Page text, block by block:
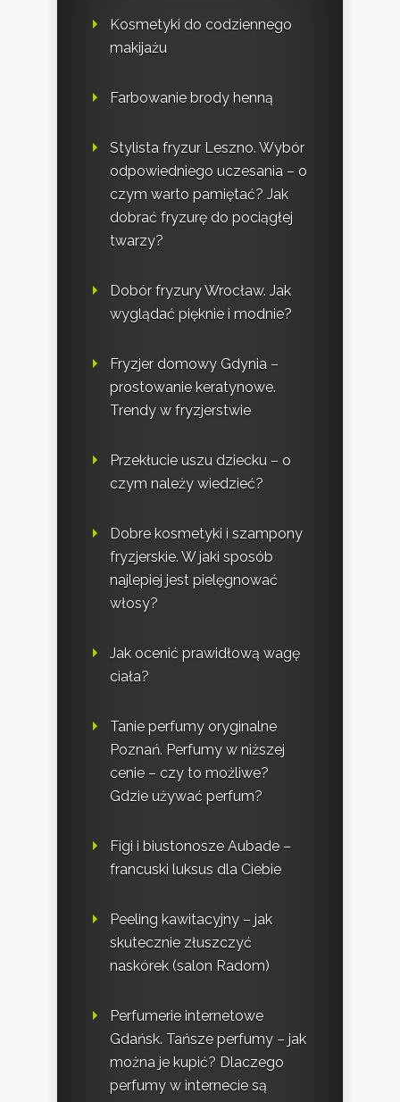
Kosmetyki do codziennego
makijażu
Farbowanie brody henną
Stylista fryzur Leszno. Wybór
odpowiedniego uczesania – o
czym warto pamiętać? Jak
dobrać fryzurę do pociągłej
twarzy?
Dobór fryzury Wrocław. Jak
wyglądać pięknie i modnie?
Fryzjer domowy Gdynia –
prostowanie keratynowe.
Trendy w fryzjerstwie
Przekłucie uszu dziecku – o
czym należy wiedzieć?
Dobre kosmetyki i szampony
fryzjerskie. W jaki sposób
najlepiej jest pielęgnować
włosy?
Jak ocenić prawidłową wagę
ciała?
Tanie perfumy oryginalne
Poznań. Perfumy w niższej
cenie – czy to możliwe?
Gdzie używać perfum?
Figi i biustonosze Aubade –
francuski luksus dla Ciebie
Peeling kawitacyjny – jak
skutecznie złuszczyć
naskórek (salon Radom)
Perfumerie internetowe
Gdańsk. Tańsze perfumy – jak
można je kupić? Dlaczego
perfumy w internecie są